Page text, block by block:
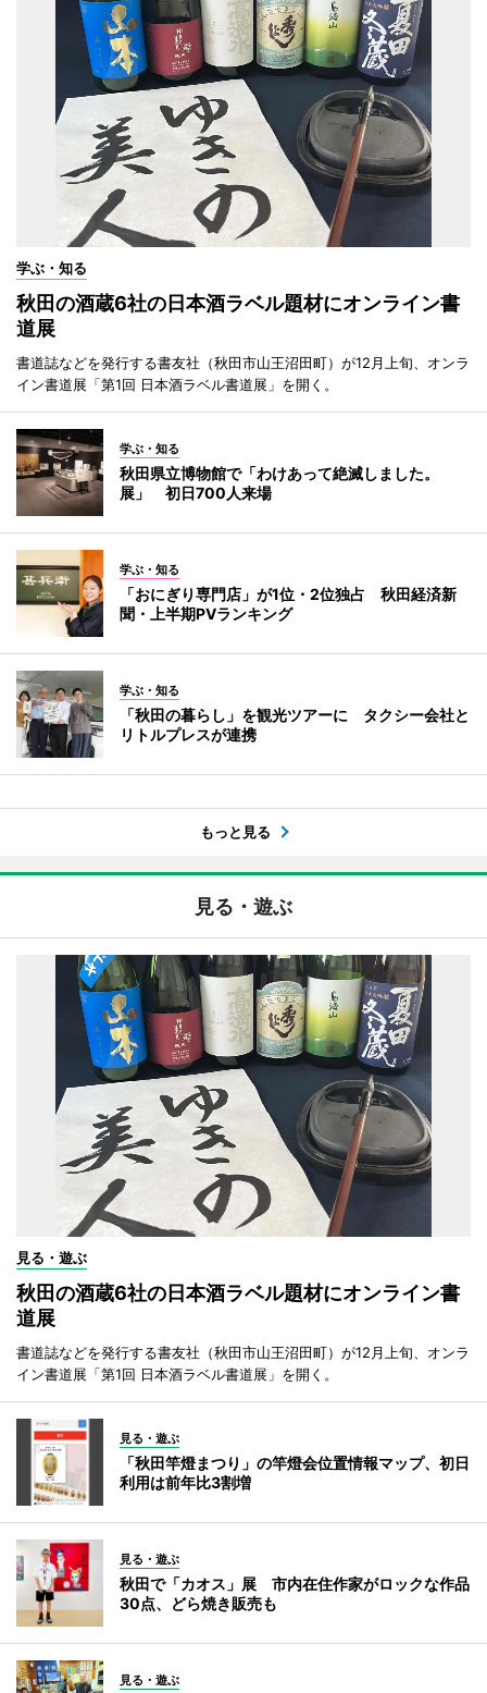
学ぶ・知る
秋田の酒蔵6社の日本酒ラベル題材にオンライン書
道展
書道誌などを発行する書友社（秋田市山王沼田町）が12月上旬、オンラ
イン書道展「第1回 日本酒ラベル書道展」を開く。
学ぶ・知る
秋田県立博物館で「わけあって絶滅しました。
展」 初日700人来場
学ぶ・知る
「おにぎり専門店」が1位・2位独占 秋田経済新
聞・上半期PVランキング
学ぶ・知る
「秋田の暮らし」を観光ツアーに タクシー会社と
リトルプレスが連携
もっと見る
見る・遊ぶ
見る・遊ぶ
秋田の酒蔵6社の日本酒ラベル題材にオンライン書
道展
書道誌などを発行する書友社（秋田市山王沼田町）が12月上旬、オンラ
イン書道展「第1回 日本酒ラベル書道展」を開く。
見る・遊ぶ
「秋田竿燈まつり」の竿燈会位置情報マップ、初日
利用は前年比3割増
見る・遊ぶ
秋田で「カオス」展 市内在住作家がロックな作品
30点、どら焼き販売も
見る・遊ぶ